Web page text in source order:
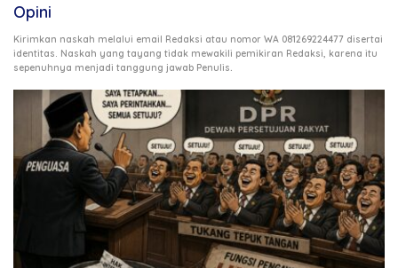
Opini
Kirimkan naskah melalui email Redaksi atau nomor WA 081269224477 disertai
identitas. Naskah yang tayang tidak mewakili pemikiran Redaksi, karena itu
sepenuhnya menjadi tanggung jawab Penulis